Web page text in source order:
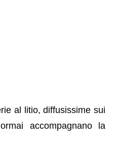
al litio, diffusissime sui
accompagnano la